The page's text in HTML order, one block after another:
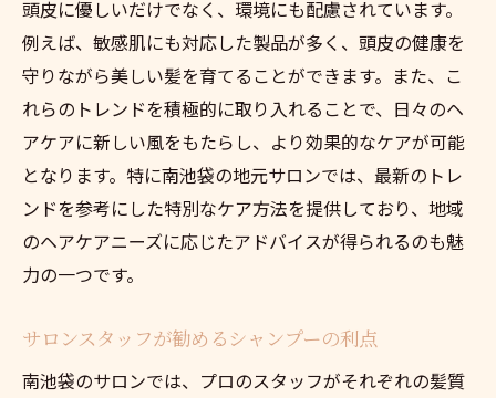
頭皮に優しいだけでなく、環境にも配慮されています。
例えば、敏感肌にも対応した製品が多く、頭皮の健康を
守りながら美しい髪を育てることができます。また、こ
れらのトレンドを積極的に取り入れることで、日々のヘ
アケアに新しい風をもたらし、より効果的なケアが可能
となります。特に南池袋の地元サロンでは、最新のトレ
ンドを参考にした特別なケア方法を提供しており、地域
のヘアケアニーズに応じたアドバイスが得られるのも魅
力の一つです。
サロンスタッフが勧めるシャンプーの利点
南池袋のサロンでは、プロのスタッフがそれぞれの髪質